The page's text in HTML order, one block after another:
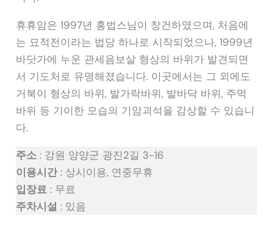
휴휴암은 1997년 홍법스님이 창건하였으며, 처음에
는 묘적전이라는 법당 하나로 시작되었으나, 1999년
바닷가에 누운 관세음보살 형상의 바위가 발견되면
서 기도처로 유명해졌습니다. 이곳에서는 그 외에도
거북이 형상의 바위, 발가락바위, 발바닥 바위, 주먹
바위 등 기이한 모습의 기암괴석을 감상할 수 있습니
다.
주소 : 강원 양양군 광진2길 3-16
이용시간: 상시이용, 연중무휴
입장료 : 무료
주차시설 : 있음